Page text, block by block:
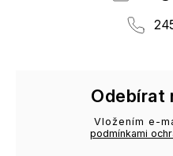
Odebírat
Vložením e-
podmínkami